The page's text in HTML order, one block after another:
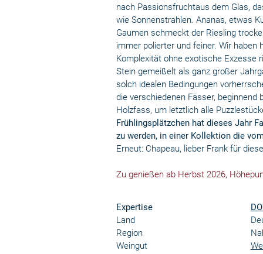
nach Passionsfruchtaus dem Glas,
wie Sonnenstrahlen. Ananas, etwas
Gaumen schmeckt der Riesling
immer polierter und feiner. Wir haben
Komplexität ohne exotische Exzesse
Stein gemeißelt als ganz großer
solch idealen Bedingungen
die verschiedenen Fässer,
Holzfass, um letztlich alle
Frühlingsplätzchen hat dieses Jahr
zu werden, in einer Kollektion die
Erneut: Chapeau, lieber Frank für
Zu genießen ab Herbst 2026,
Expertise
Land
Region
Weingut